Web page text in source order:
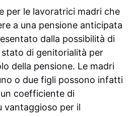
per le lavoratrici madri che
a una pensione anticipata
dalla possibilità di
di genitorialità per
della pensione. Le madri
o due figli possono infatti
un coefficiente di
vantaggioso per il